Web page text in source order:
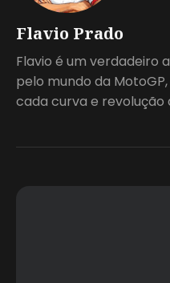
Flavio Prado
Flavio é um verdadeiro
pelo mundo da
cada curva e